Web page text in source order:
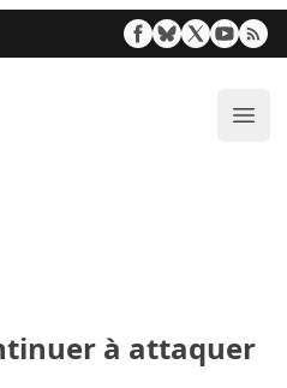
à attaquer